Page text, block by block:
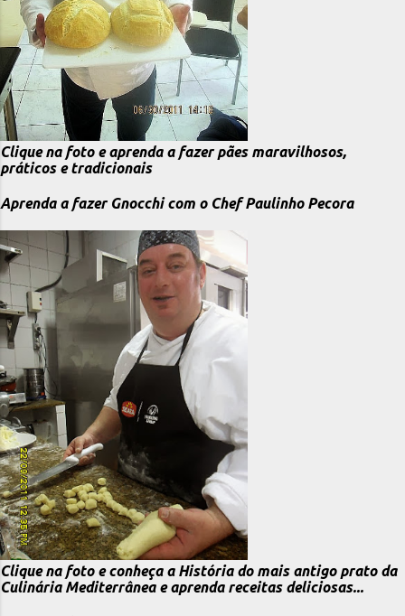
Clique na foto e aprenda a fazer pães maravilhosos,
práticos e tradicionais
Aprenda a fazer Gnocchi com o Chef Paulinho Pecora
Clique na foto e conheça a História do mais antigo prato da
Culinária Mediterrânea e aprenda receitas deliciosas...